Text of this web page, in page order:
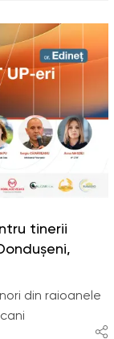
tinerii
din raioanele